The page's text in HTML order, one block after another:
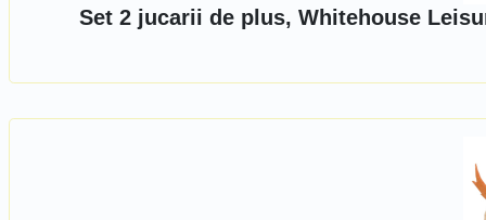
Set 2 jucarii de plus, Whitehouse